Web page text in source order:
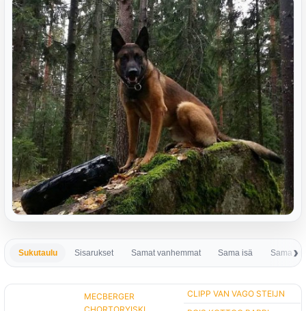
Sukutaulu Sisarukset Samat vanhemmat Sama isä Sama
MECBERGER
CLIPP VAN VAGO STEIJN